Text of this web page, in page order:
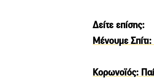
Δείτε επίσης:
Μένουμε
Κορωνοϊός: